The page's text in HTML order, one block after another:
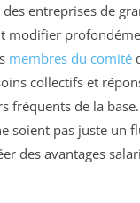
entreprises de
modifier
membres du comité
collectifs et
fréquents de la
soient pas juste un
des avantages